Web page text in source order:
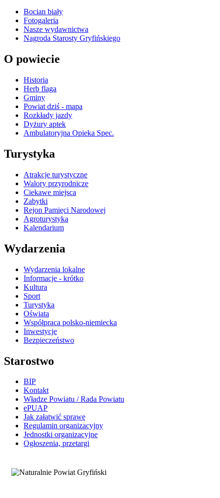
Bocian biały
Fotogaleria
Nasze wydawnictwa
Nagroda Starosty Gryfińskiego
O powiecie
Historia
Herb flaga
Gminy
Powiat dziś - mapa
Rozkłady jazdy
Dyżury aptek
Ambulatoryjna Opieka Spec.
Turystyka
Atrakcje turystyczne
Walory przyrodnicze
Ciekawe miejsca
Zabytki
Rejon Pamięci Narodowej
Agroturystyka
Kalendarium
Wydarzenia
Wydarzenia lokalne
Informacje - krótko
Kultura
Sport
Turystyka
Oświata
Współpraca polsko-niemiecka
Inwestycje
Bezpieczeństwo
Starostwo
BIP
Kontakt
Władze Powiatu / Rada Powiatu
ePUAP
Jak załatwić sprawę
Regulamin organizacyjny
Jednostki organizacyjne
Ogłoszenia, przetargi